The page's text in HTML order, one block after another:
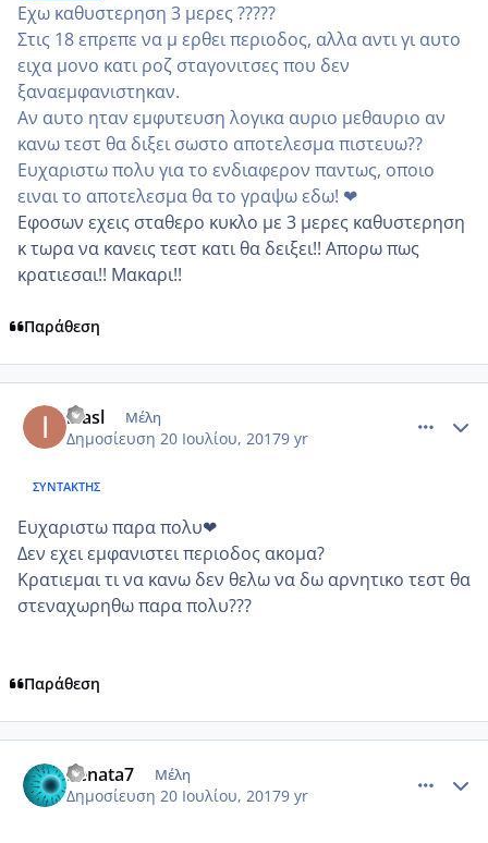
Εχω καθυστερηση 3 μερες ?????
Στις 18 επρεπε να μ ερθει περιοδος, αλλα αντι γι αυτο
ειχα μονο κατι ροζ σταγονιτσες που δεν
ξαναεμφανιστηκαν.
Αν αυτο ηταν εμφυτευση λογικα αυριο μεθαυριο αν
κανω τεστ θα διξει σωστο αποτελεσμα πιστευω??
Ευχαριστω πολυ για το ενδιαφερον παντως, οποιο
ειναι το αποτελεσμα θα το γραψω εδω! ❤
Εφοσων εχεις σταθερο κυκλο με 3 μερες καθυστερηση
κ τωρα να κανεις τεστ κατι θα δειξει!! Απορω πως
κρατιεσαι!! Μακαρι!!
Παράθεση
inasl Μέλη
Δημοσίευση 20 Ιουλίου, 20179 yr
ΣΥΝΤΆΚΤΗΣ
Ευχαριστω παρα πολυ❤
Δεν εχει εμφανιστει περιοδος ακομα?
Κρατιεμαι τι να κανω δεν θελω να δω αρνητικο τεστ θα
στεναχωρηθω παρα πολυ???
Παράθεση
Renata7 Μέλη
Δημοσίευση 20 Ιουλίου, 20179 yr